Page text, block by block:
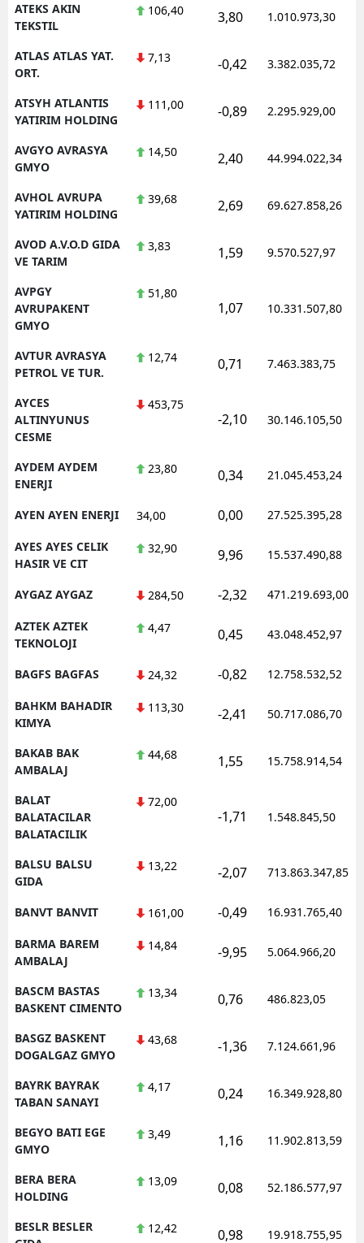
ATEKS AKIN
TEKSTIL
106,40 3,80 1.010.973,30
ATLAS ATLAS YAT.
ORT.
7,13 -0,42 3.382.035,72
ATSYH ATLANTIS
YATIRIM HOLDING
111,00 -0,89 2.295.929,00
AVGYO AVRASYA
GMYO
14,50 2,40 44.994.022,34
AVHOL AVRUPA
YATIRIM HOLDING
39,68 2,69 69.627.858,26
AVOD A.V.O.D GIDA
VE TARIM
3,83 1,59 9.570.527,97
AVPGY
AVRUPAKENT
GMYO
51,80
1,07 10.331.507,80
AVTUR AVRASYA
PETROL VE TUR.
12,74 0,71 7.463.383,75
AYCES
ALTINYUNUS
CESME
453,75
-2,10 30.146.105,50
AYDEM AYDEM
ENERJI
23,80 0,34 21.045.453,24
AYEN AYEN ENERJI 34,00 0,00 27.525.395,28
AYES AYES CELIK
HASIR VE CIT
32,90 9,96 15.537.490,88
AYGAZ AYGAZ 284,50 -2,32 471.219.693,00
AZTEK AZTEK
TEKNOLOJI
4,47 0,45 43.048.452,97
BAGFS BAGFAS 24,32 -0,82 12.758.532,52
BAHKM BAHADIR
KIMYA
113,30 -2,41 50.717.086,70
BAKAB BAK
AMBALAJ
44,68 1,55 15.758.914,54
BALAT
BALATACILAR
BALATACILIK
72,00
-1,71 1.548.845,50
BALSU BALSU
GIDA
13,22 -2,07 713.863.347,85
BANVT BANVIT 161,00 -0,49 16.931.765,40
BARMA BAREM
AMBALAJ
14,84 -9,95 5.064.966,20
BASCM BASTAS
BASKENT CIMENTO
13,34 0,76 486.823,05
BASGZ BASKENT
DOGALGAZ GMYO
43,68 -1,36 7.124.661,96
BAYRK BAYRAK
TABAN SANAYI
4,17 0,24 16.349.928,80
BEGYO BATI EGE
GMYO
3,49 1,16 11.902.813,59
BERA BERA
HOLDING
13,09 0,08 52.186.577,97
BESLR BESLER
12,42 0,98 19.918.755,95